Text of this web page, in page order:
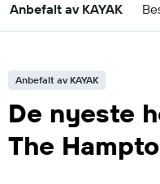
Anbefalt av KAYAK
Anbefalt av KAYAK
De nyeste
The